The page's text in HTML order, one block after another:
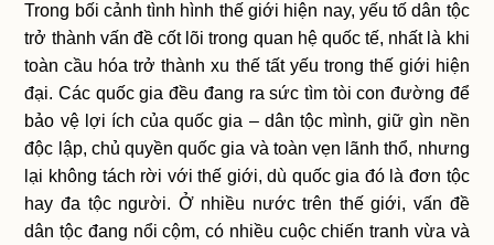
Trong bối cảnh tình hình thế giới hiện nay, yếu tố dân tộc
trở thành vấn đề cốt lõi trong quan hệ quốc tế, nhất là khi
toàn cầu hóa trở thành xu thế tất yếu trong thế giới hiện
đại. Các quốc gia đều đang ra sức tìm tòi con đường để
bảo vệ lợi ích của quốc gia – dân tộc mình, giữ gìn nền
độc lập, chủ quyền quốc gia và toàn vẹn lãnh thổ, nhưng
lại không tách rời với thế giới, dù quốc gia đó là đơn tộc
hay đa tộc người. Ở nhiều nước trên thế giới, vấn đề
dân tộc đang nổi cộm, có nhiều cuộc chiến tranh vừa và